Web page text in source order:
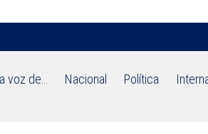
voz de… Nacional Política